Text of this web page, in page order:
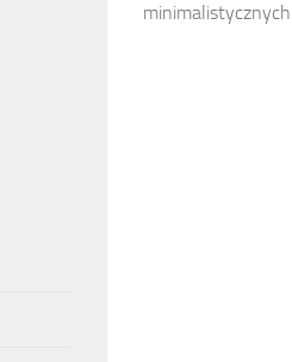
minimalistycznych...